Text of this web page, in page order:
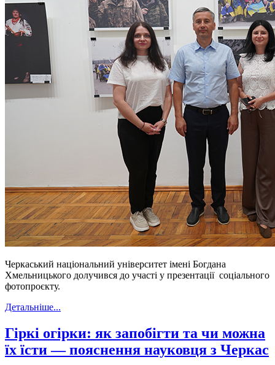
Черкаський національний університет імені Богдана
Хмельницького долучився до участі у презентації соціального
фотопроєкту.
Детальніше...
Гіркі огірки: як запобігти та чи можна
їх їсти — пояснення науковця з Черкас